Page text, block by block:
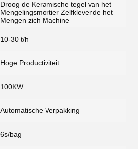
Droog de Keramische tegel van het
Mengelingsmortier Zelfklevende het
Mengen zich Machine
10-30 t/h
Hoge Productiviteit
100KW
Automatische Verpakking
6s/bag